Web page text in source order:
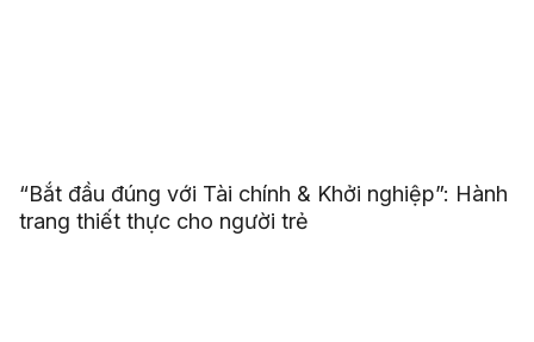
“Bắt đầu đúng với Tài chính & Khởi nghiệp”: Hành
trang thiết thực cho người trẻ